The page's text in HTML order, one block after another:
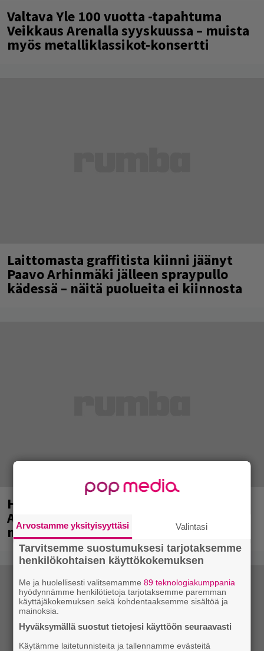
Valtava Yle 100 vuotta -tapahtuma
Veikkaus Arenalla syyskuussa – muista
myös metalliklassikot-konsertti
Laittomasta graffitista kiinni jäänyt
Paavo Arhinmäki jälleen spraypullo
kädessä – näitä puolueita ei kiinnosta
Huomenna se ilmestyy – CMX:stä tutun
A.W. Yrjänän uutuusalbumi om
mammuttimainen kokonaisuus
Arvostamme yksityisyyttäsi Valintasi
Tarvitsemme suostumuksesi tarjotaksemme
henkilökohtaisen käyttökokemuksen
Me ja huolellisesti valitsemamme89 teknologiakumppania
hyödynnämme henkilötietoja tarjotaksemme paremman
käyttäjäkokemuksen sekä kohdentaaksemme sisältöä ja
mainoksia.
Hyväksymällä suostut tietojesi käyttöön seuraavasti
Käytämme laitetunnisteita ja tallennamme evästeitä